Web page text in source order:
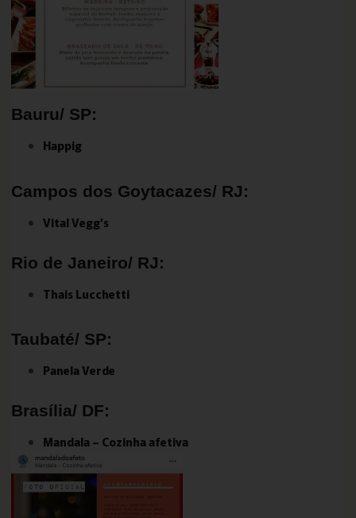
Bauru/ SP:
Happig
Campos dos Goytacazes/ RJ:
Vital Vegg’s
Rio de Janeiro/ RJ:
Thais Lucchetti
Taubaté/ SP:
Panela Verde
Brasília/ DF:
Mandala – Cozinha afetiva